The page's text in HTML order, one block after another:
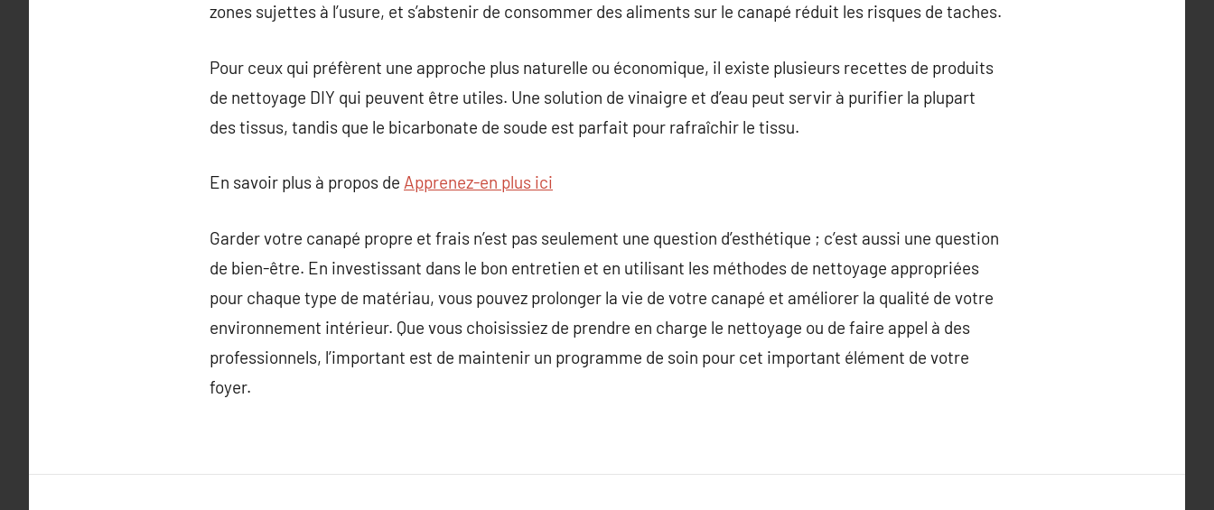
zones sujettes à l’usure, et s’abstenir de consommer des aliments sur le canapé réduit les risques de taches.
Pour ceux qui préfèrent une approche plus naturelle ou économique, il existe plusieurs recettes de produits
de nettoyage DIY qui peuvent être utiles. Une solution de vinaigre et d’eau peut servir à purifier la plupart
des tissus, tandis que le bicarbonate de soude est parfait pour rafraîchir le tissu.
En savoir plus à propos de Apprenez-en plus ici
Garder votre canapé propre et frais n’est pas seulement une question d’esthétique ; c’est aussi une question
de bien-être. En investissant dans le bon entretien et en utilisant les méthodes de nettoyage appropriées
pour chaque type de matériau, vous pouvez prolonger la vie de votre canapé et améliorer la qualité de votre
environnement intérieur. Que vous choisissiez de prendre en charge le nettoyage ou de faire appel à des
professionnels, l’important est de maintenir un programme de soin pour cet important élément de votre
foyer.